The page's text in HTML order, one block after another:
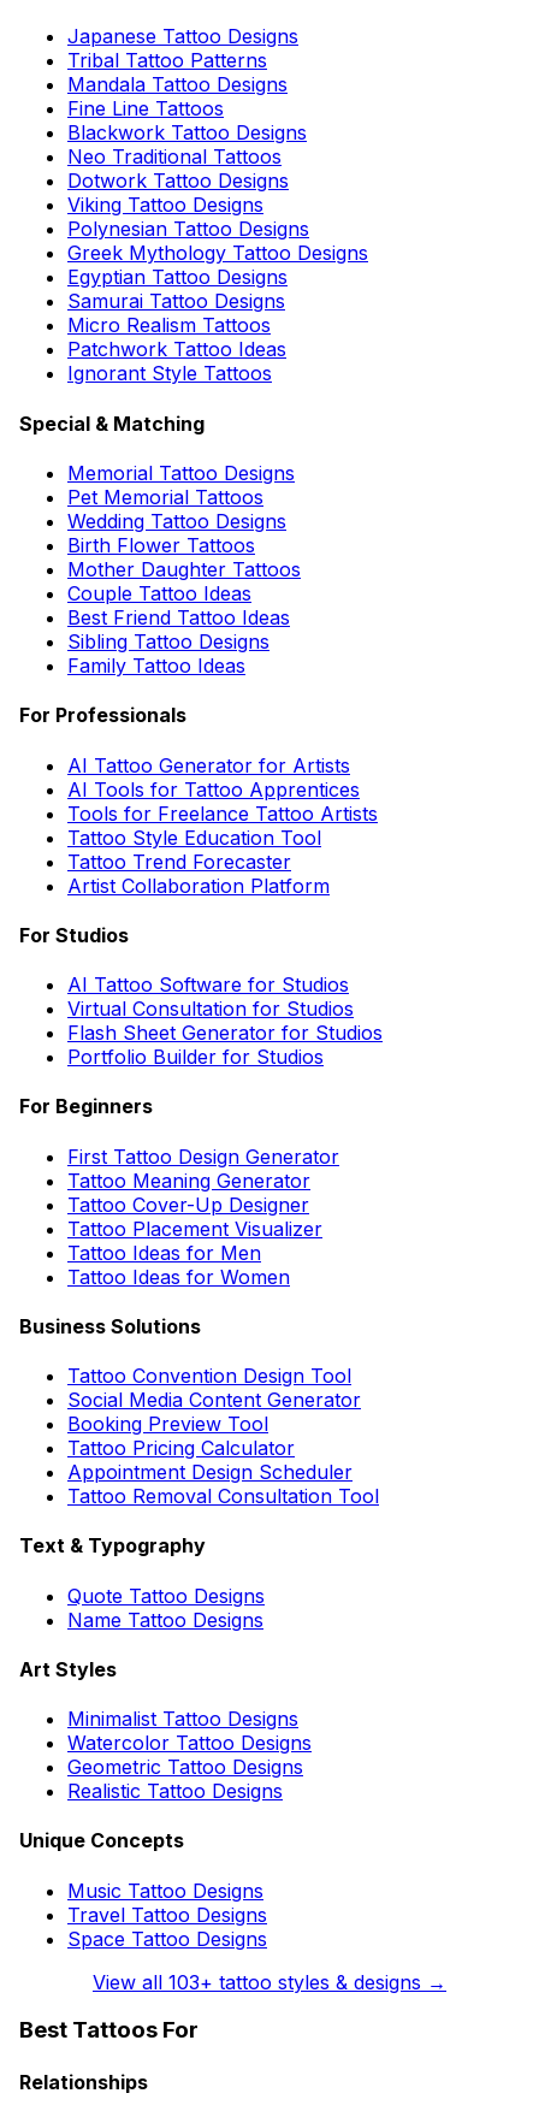
Japanese Tattoo Designs
Tribal Tattoo Patterns
Mandala Tattoo Designs
Fine Line Tattoos
Blackwork Tattoo Designs
Neo Traditional Tattoos
Dotwork Tattoo Designs
Viking Tattoo Designs
Polynesian Tattoo Designs
Greek Mythology Tattoo Designs
Egyptian Tattoo Designs
Samurai Tattoo Designs
Micro Realism Tattoos
Patchwork Tattoo Ideas
Ignorant Style Tattoos
Special & Matching
Memorial Tattoo Designs
Pet Memorial Tattoos
Wedding Tattoo Designs
Birth Flower Tattoos
Mother Daughter Tattoos
Couple Tattoo Ideas
Best Friend Tattoo Ideas
Sibling Tattoo Designs
Family Tattoo Ideas
For Professionals
AI Tattoo Generator for Artists
AI Tools for Tattoo Apprentices
Tools for Freelance Tattoo Artists
Tattoo Style Education Tool
Tattoo Trend Forecaster
Artist Collaboration Platform
For Studios
AI Tattoo Software for Studios
Virtual Consultation for Studios
Flash Sheet Generator for Studios
Portfolio Builder for Studios
For Beginners
First Tattoo Design Generator
Tattoo Meaning Generator
Tattoo Cover-Up Designer
Tattoo Placement Visualizer
Tattoo Ideas for Men
Tattoo Ideas for Women
Business Solutions
Tattoo Convention Design Tool
Social Media Content Generator
Booking Preview Tool
Tattoo Pricing Calculator
Appointment Design Scheduler
Tattoo Removal Consultation Tool
Text & Typography
Quote Tattoo Designs
Name Tattoo Designs
Art Styles
Minimalist Tattoo Designs
Watercolor Tattoo Designs
Geometric Tattoo Designs
Realistic Tattoo Designs
Unique Concepts
Music Tattoo Designs
Travel Tattoo Designs
Space Tattoo Designs
View all 103+ tattoo styles & designs →
Best Tattoos For
Relationships